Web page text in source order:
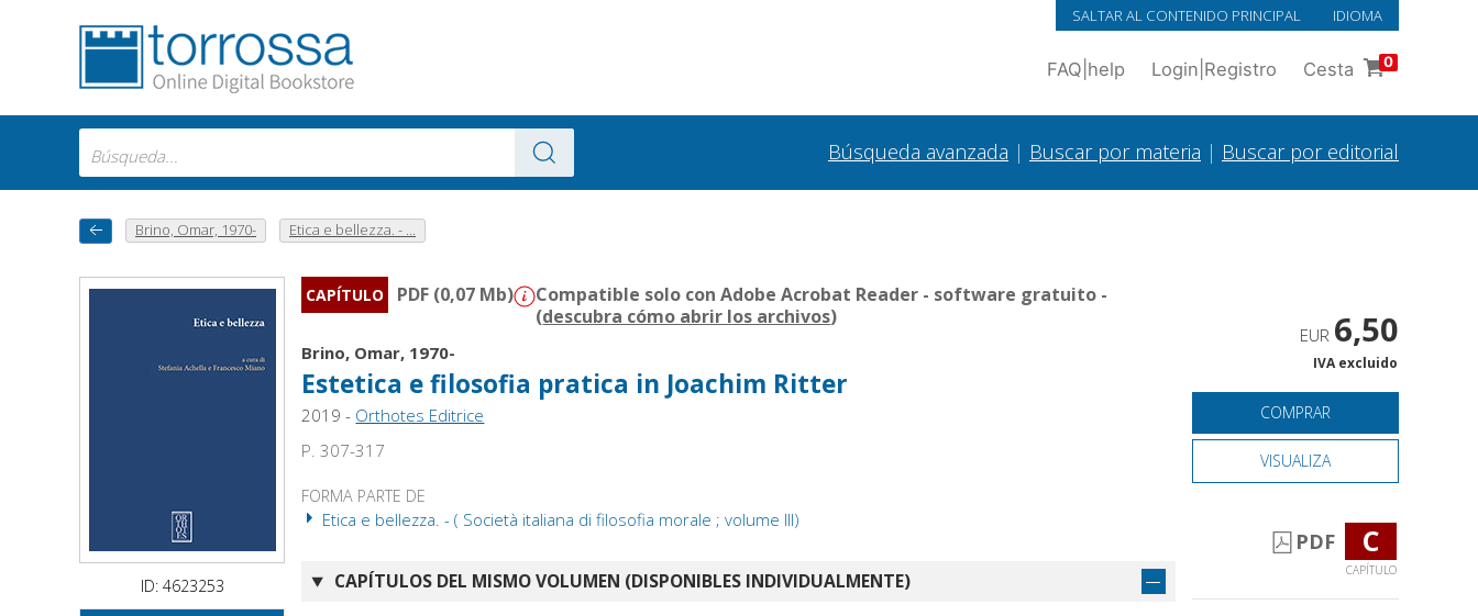
SALTAR AL CONTENIDO PRINCIPAL IDIOMA
FAQ help Login Registro Cesta 0
Búsqueda avanzada | Buscar por materia | Buscar por editorial
Brino, Omar, 1970- Etica e bellezza. - ...
ID: 4623253
CAPÍTULO PDF (0,07 Mb)
Compatible solo con Adobe Acrobat Reader - software gratuito -
(descubra cómo abrir los archivos)
Brino, Omar, 1970-
Estetica e filosofia pratica in Joachim Ritter
2019 - Orthotes Editrice
P. 307-317
FORMA PARTE DE
Etica e bellezza. - ( Società italiana di filosofia morale ; volume III)
CAPÍTULOS DEL MISMO VOLUMEN (DISPONIBLES INDIVIDUALMENTE)
EUR 6,50
IVA excluido
COMPRAR
VISUALIZA
PDF C
CAPÍTULO